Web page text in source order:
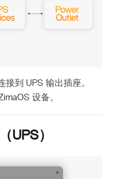
到 UPS 输出插座。
设备。
UPS）